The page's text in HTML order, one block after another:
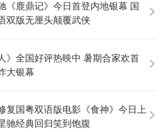
《鹿鼎记》今日首登内地银幕 国
双版无厘头颠覆武侠
》全国好评热映中 暑期合家欢首
大银幕
复国粤双语版电影《食神》今日上
驰经典回归笑到饱腹